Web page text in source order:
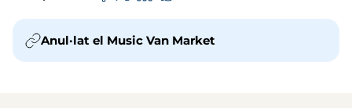
Anul·lat el Music Van Market